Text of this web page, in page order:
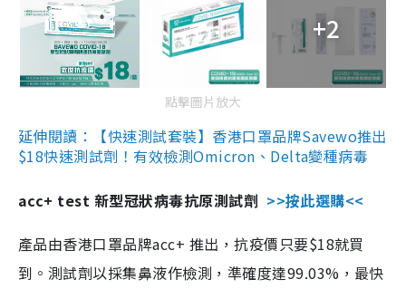
+2
點擊圖片放大
延伸閱讀：【快速測試套裝】香港口罩品牌Savewo推出
$18快速測試劑！有效檢測Omicron、Delta變種病毒
acc+ test 新型冠狀病毒抗原測試劑 >>按此選購<<
產品由香港口罩品牌acc+ 推出，抗疫價只要$18就買
到。測試劑以採集鼻液作檢測，準確度達99.03%，最快